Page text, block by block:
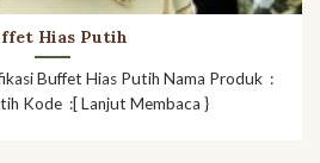
Hias Putih
Buffet Hias Putih Nama Produk :
Kode :[ Lanjut Membaca }